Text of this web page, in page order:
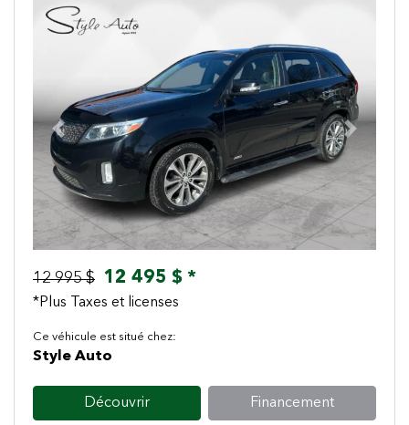
Previous Next
12 995 $ 12 495 $ *
*Plus Taxes et licenses
Ce véhicule est situé chez:
Style Auto
Découvrir Financement